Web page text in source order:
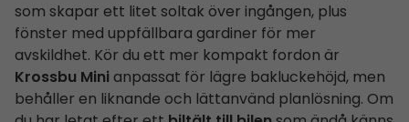
som skapar ett litet soltak över ingången, plus
fönster med uppfällbara gardiner för mer
avskildhet. Kör du ett mer kompakt fordon är
Krossbu Minianpassat för lägre bakluckehöjd, men
behåller en liknande och lättanvänd planlösning. Om